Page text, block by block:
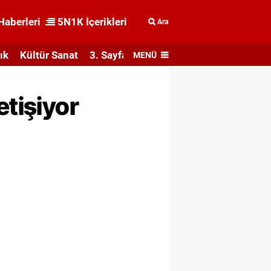
5N1K İçerikleri Ara
Kültür Sanat 3. Sayfa MENÜ